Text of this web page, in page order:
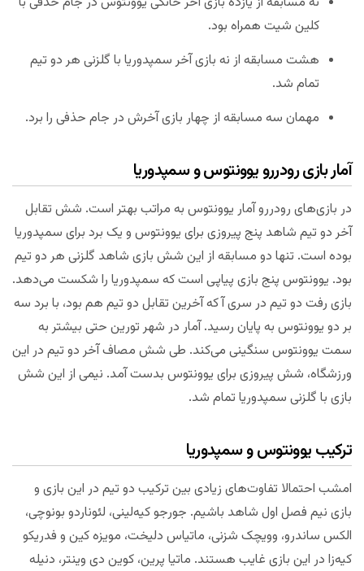
کلین شیت همراه بود.
هشت مسابقه از نه بازی آخر سمپدوریا با گلزنی هر دو تیم
تمام شد.
مهمان سه مسابقه از چهار بازی آخرش در جام حذفی را برد.
آمار بازی رودررو یوونتوس و سمپدوریا
در بازی‌های رودررو آمار یوونتوس به مراتب بهتر است. شش تقابل
آخر دو تیم شاهد پنج پیروزی برای یوونتوس و یک برد برای سمپدوریا
بوده است. تنها دو مسابقه از این شش بازی شاهد گلزنی هر دو تیم
بود. یوونتوس پنج بازی پیاپی است که سمپدوریا را شکست می‌دهد.
بازی رفت دو تیم در سری آ که آخرین تقابل دو تیم هم بود، با برد سه
بر دو یوونتوس به پایان رسید. آمار در شهر تورین حتی بیشتر به
سمت یوونتوس سنگینی می‌کند. طی شش مصاف آخر دو تیم در این
ورزشگاه، شش پیروزی برای یوونتوس بدست آمد. نیمی از این شش
بازی با گلزنی سمپدوریا تمام شد.
ترکیب یوونتوس و سمپدوریا
امشب احتمالا تفاوت‌های زیادی بین ترکیب دو تیم در این بازی و
بازی نیم فصل اول شاهد باشیم. جورجو کیه‌لینی، لئوناردو بونوچی،
الکس ساندرو، وویچک شزنی، ماتیاس دلیخت، مویزه کین و فدریکو
کیه‌زا در این بازی غایب هستند. ماتیا پرین، کوین دی وینتر، دنیله